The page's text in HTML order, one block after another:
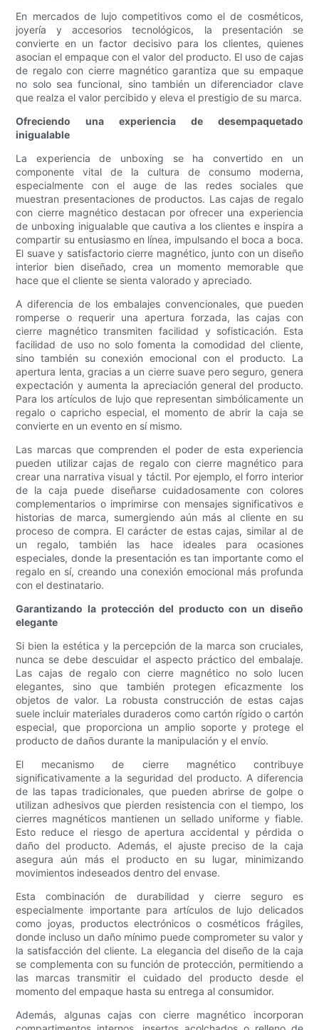
En mercados de lujo competitivos como el de cosméticos,
joyería y accesorios tecnológicos, la presentación se
convierte en un factor decisivo para los clientes, quienes
asocian el empaque con el valor del producto. El uso de cajas
de regalo con cierre magnético garantiza que su empaque
no solo sea funcional, sino también un diferenciador clave
que realza el valor percibido y eleva el prestigio de su marca.
Ofreciendo una experiencia de desempaquetado
inigualable
La experiencia de unboxing se ha convertido en un
componente vital de la cultura de consumo moderna,
especialmente con el auge de las redes sociales que
muestran presentaciones de productos. Las cajas de regalo
con cierre magnético destacan por ofrecer una experiencia
de unboxing inigualable que cautiva a los clientes e inspira a
compartir su entusiasmo en línea, impulsando el boca a boca.
El suave y satisfactorio cierre magnético, junto con un diseño
interior bien diseñado, crea un momento memorable que
hace que el cliente se sienta valorado y apreciado.
A diferencia de los embalajes convencionales, que pueden
romperse o requerir una apertura forzada, las cajas con
cierre magnético transmiten facilidad y sofisticación. Esta
facilidad de uso no solo fomenta la comodidad del cliente,
sino también su conexión emocional con el producto. La
apertura lenta, gracias a un cierre suave pero seguro, genera
expectación y aumenta la apreciación general del producto.
Para los artículos de lujo que representan simbólicamente un
regalo o capricho especial, el momento de abrir la caja se
convierte en un evento en sí mismo.
Las marcas que comprenden el poder de esta experiencia
pueden utilizar cajas de regalo con cierre magnético para
crear una narrativa visual y táctil. Por ejemplo, el forro interior
de la caja puede diseñarse cuidadosamente con colores
complementarios o imprimirse con mensajes significativos e
historias de marca, sumergiendo aún más al cliente en su
proceso de compra. El carácter de estas cajas, similar al de
un regalo, también las hace ideales para ocasiones
especiales, donde la presentación es tan importante como el
regalo en sí, creando una conexión emocional más profunda
con el destinatario.
Garantizando la protección del producto con un diseño
elegante
Si bien la estética y la percepción de la marca son cruciales,
nunca se debe descuidar el aspecto práctico del embalaje.
Las cajas de regalo con cierre magnético no solo lucen
elegantes, sino que también protegen eficazmente los
objetos de valor. La robusta construcción de estas cajas
suele incluir materiales duraderos como cartón rígido o cartón
especial, que proporciona un amplio soporte y protege el
producto de daños durante la manipulación y el envío.
El mecanismo de cierre magnético contribuye
significativamente a la seguridad del producto. A diferencia
de las tapas tradicionales, que pueden abrirse de golpe o
utilizan adhesivos que pierden resistencia con el tiempo, los
cierres magnéticos mantienen un sellado uniforme y fiable.
Esto reduce el riesgo de apertura accidental y pérdida o
daño del producto. Además, el ajuste preciso de la caja
asegura aún más el producto en su lugar, minimizando
movimientos indeseados dentro del envase.
Esta combinación de durabilidad y cierre seguro es
especialmente importante para artículos de lujo delicados
como joyas, productos electrónicos o cosméticos frágiles,
donde incluso un daño mínimo puede comprometer su valor y
la satisfacción del cliente. La elegancia del diseño de la caja
se complementa con su función de protección, permitiendo a
las marcas transmitir el cuidado del producto desde el
momento del empaque hasta su entrega al consumidor.
Además, algunas cajas con cierre magnético incorporan